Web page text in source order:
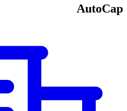
AutoCap